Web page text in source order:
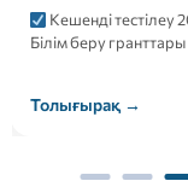
Кешенді тестілеу
Білім беру
Толығырақ →